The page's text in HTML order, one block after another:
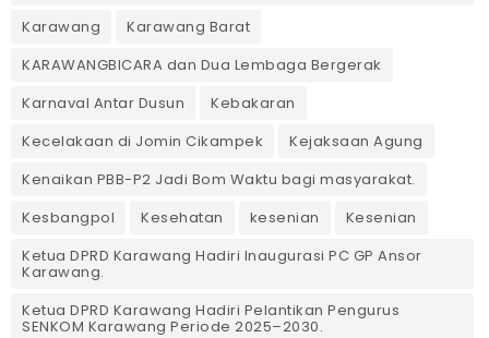
Karawang
Karawang Barat
KARAWANGBICARA dan Dua Lembaga Bergerak
Karnaval Antar Dusun
Kebakaran
Kecelakaan di Jomin Cikampek
Kejaksaan Agung
Kenaikan PBB-P2 Jadi Bom Waktu bagi masyarakat.
Kesbangpol
Kesehatan kesenian
Kesenian
Ketua DPRD Karawang Hadiri Inaugurasi PC GP Ansor
Karawang.
Ketua DPRD Karawang Hadiri Pelantikan Pengurus
SENKOM Karawang Periode 2025–2030. ‎